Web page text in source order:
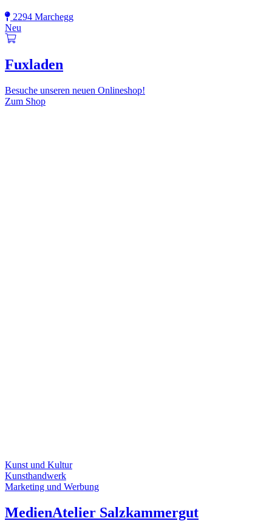
2294 Marchegg
Neu
Fuxladen
Besuche unseren neuen Onlineshop!
Zum Shop
Kunst und Kultur
Kunsthandwerk
Marketing und Werbung
MedienAtelier Salzkammergut